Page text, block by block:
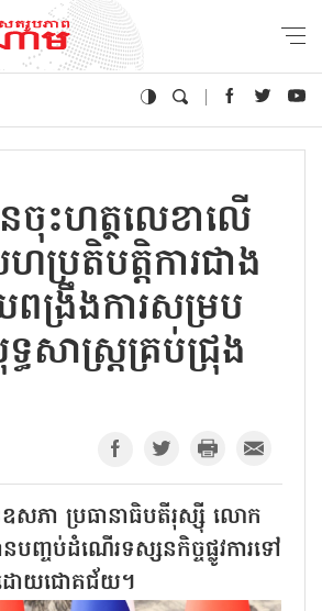
ចុះហត្ថលេខាលើ
រតិបត្តិការជាង
ង្រឹងការសម្រប
សាស្ត្រគ្រប់ជ្រុង
សភា ប្រធានាធិបតីរុស្ស៊ី លោក
បញ្ចប់ដំណើរទស្សនកិច្ចផ្លូវការទៅ
ដោយជោគជ័យ។